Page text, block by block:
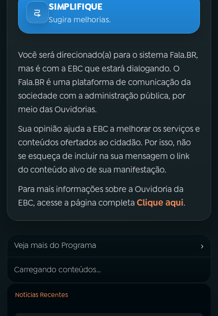
SIMPLIFIQUE
Sugira melhorias.
Você será direcionado(a) para o sistema Fala.BR,
mas é com a EBC que estará dialogando. O
Fala.BR é uma plataforma de comunicação da
sociedade com a administração pública, por
meio das Ouvidorias.
Sua opinião ajuda a EBC a melhorar os serviços e
conteúdos ofertados ao cidadão. Por isso, não
se esqueça de incluir na sua mensagem o link
do conteúdo alvo de sua manifestação.
Para mais informações sobre a Ouvidoria da
EBC, acesse a página completa Clique aqui.
Veja mais do Programa ›
Carregando conteúdos...
Notícias Recentes